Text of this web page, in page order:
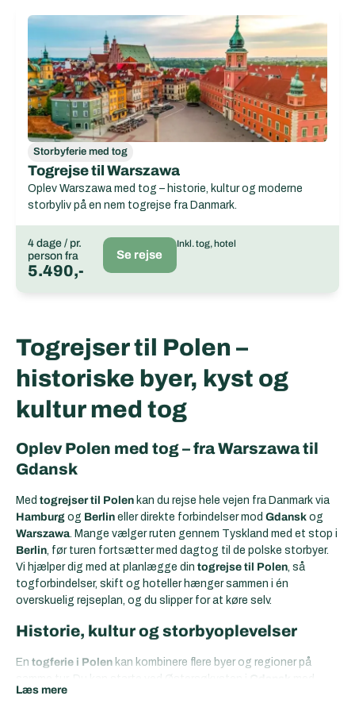
Storbyferie med tog
Togrejse til Warszawa
Oplev Warszawa med tog – historie, kultur og moderne
storbyliv på en nem togrejse fra Danmark.
4 dage / pr.
person fra
5.490,-
Se rejse
Inkl. tog, hotel
Togrejser til Polen –
historiske byer, kyst og
kultur med tog
Oplev Polen med tog – fra Warszawa til
Gdansk
Med togrejser til Polen kan du rejse hele vejen fra Danmark via
Hamburg og Berlin eller direkte forbindelser mod Gdansk og
Warszawa. Mange vælger ruten gennem Tyskland med et stop i
Berlin, før turen fortsætter med dagtog til de polske storbyer.
Vi hjælper dig med at planlægge din togrejse til Polen, så
togforbindelser, skift og hoteller hænger sammen i én
overskuelig rejseplan, og du slipper for at køre selv.
Historie, kultur og storbyoplevelser
En togferie i Polen kan kombinere flere byer og regioner på
gamle havnekvarterer og strand, fortsætte til hovedstaden
Læs mere